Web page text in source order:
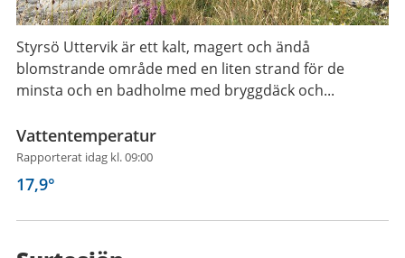
Styrsö Uttervik är ett kalt, magert och ändå
blomstrande område med en liten strand för de
minsta och en badholme med bryggdäck och...
Vattentemperatur
Rapporterat idag kl. 09:00
17,9°